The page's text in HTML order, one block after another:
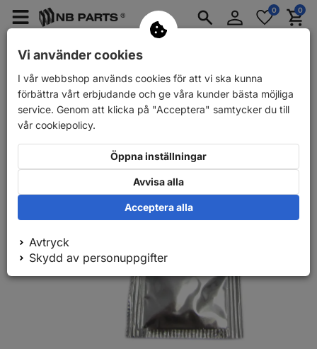
Menü
Reservdelar till bilsläpvagnar
Logga
in
Merkzettel
aufklappen
0 0
Tillbaka Reservdelar till personbilar AUTOFREN SEINSA
Vi använder cookies
I vår webbshop används cookies för att vi ska kunna
förbättra vårt erbjudande och ge våra kunder bästa möjliga
service. Genom att klicka på "Acceptera" samtycker du till
vår cookiepolicy.
Öppna inställningar
Avvisa alla
Acceptera alla
Avtryck
Skydd av personuppgifter